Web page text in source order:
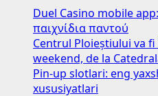
Duel Casino mobile
παιχνίδια παντού
Centrul Ploieștiului va
weekend, de la
Pin-up slotlari: eng
xususiyatlari